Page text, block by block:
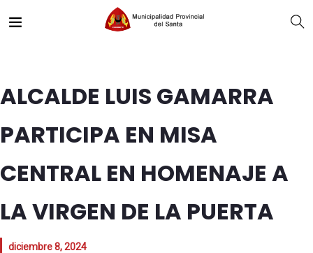
ALCALDE LUIS GAMARRA
PARTICIPA EN MISA
CENTRAL EN HOMENAJE A
LA VIRGEN DE LA PUERTA
diciembre 8, 2024